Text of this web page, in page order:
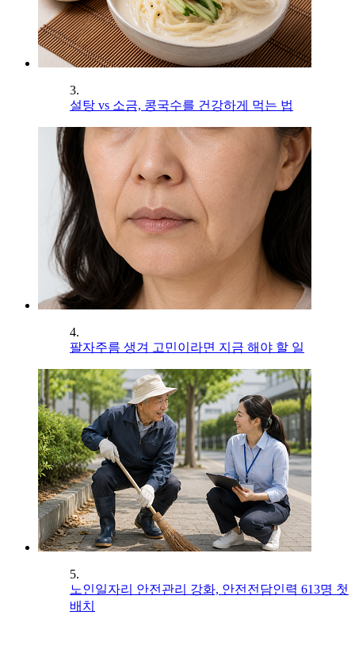
3.
설탕 vs 소금, 콩국수를 건강하게 먹는 법
4.
팔자주름 생겨 고민이라면 지금 해야 할 일
5.
노인일자리 안전관리 강화, 안전전담인력 613명 첫
배치